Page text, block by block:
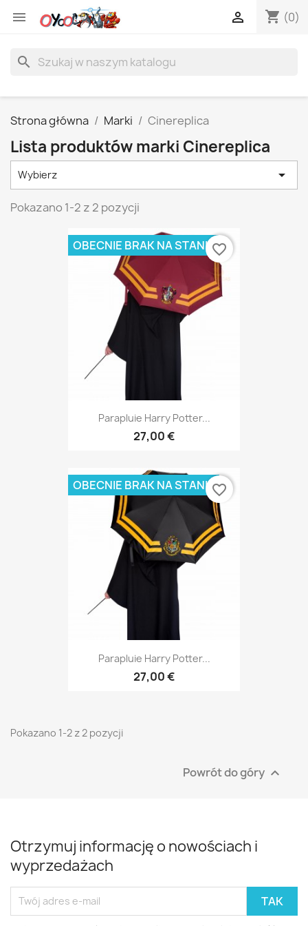
 shopping_cart (0)

search
Strona główna Marki Cinereplica
Lista produktów marki Cinereplica
Wybierz 
Pokazano 1-2 z 2 pozycji
Parapluie Harry Potter...
27,00 €
OBECNIE BRAK NA STANIEfavorite_border
Parapluie Harry Potter...
27,00 €
OBECNIE BRAK NA STANIEfavorite_border
Pokazano 1-2 z 2 pozycji
Powrót do góry 
Otrzymuj informację o nowościach i
wyprzedażach